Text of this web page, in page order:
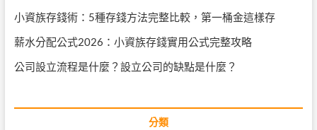
小資族存錢術：5種存錢方法完整比較，第一桶金這樣存
薪水分配公式2026：小資族存錢實用公式完整攻略
公司設立流程是什麼？設立公司的缺點是什麼？
分類